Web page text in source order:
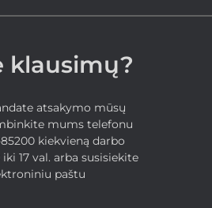
klausimų?
atsakymo mūsų
mums telefonu
kiekvieną darbo
17 val. arba susisiekite
paštu